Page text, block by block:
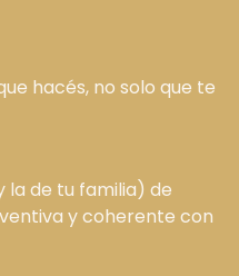
hacés, no solo que te
la de tu familia) de
y coherente con